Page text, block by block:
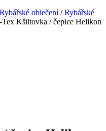
Rybářské oblečení/Rybářské
Kšiltovka / čepice Helikon